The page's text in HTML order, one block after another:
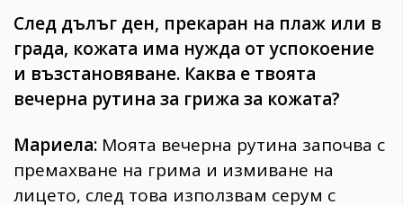
След дълъг ден, прекаран на плаж или в
града, кожата има нужда от успокоение
и възстановяване. Каква е твоята
вечерна рутина за грижа за кожата?
Мариела: Моята вечерна рутина започва с
премахване на грима и измиване на
лицето, след това използвам серум с